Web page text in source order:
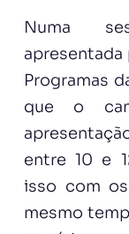
Numa
Programas
que o
entre 10 e
isso com
mesmo